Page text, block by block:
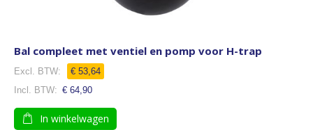
Bal compleet met ventiel en pomp voor H-trap
€ 53,64
€ 64,90
In winkelwagen